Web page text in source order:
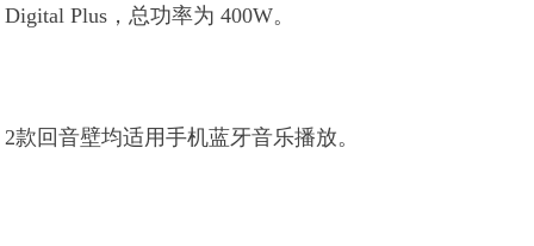
Digital Plus，总功率为 400W。
2款回音壁均适用手机蓝牙音乐播放。